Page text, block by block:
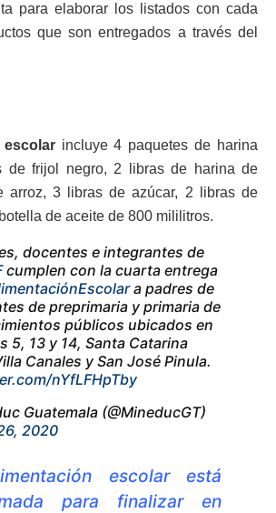
para elaborar los listados con cada
que son entregados a través del
escolarincluye 4 paquetes de harina
de frijol negro, 2 libras de harina de
arroz, 3 libras de azúcar, 2 libras de
de aceite de 800 mililitros.
docentes e integrantes de
cumplen con la cuarta entrega
a padres de
de preprimaria y primaria de
públicos ubicados en
5, 13 y 14, Santa Catarina
Canales y San José Pinula.
nYfLFHpTby
Guatemala (@MineducGT)
2020
escolar está
para finalizar en